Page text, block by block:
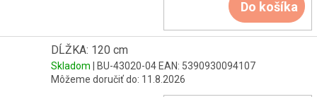
Do košíka
DĹŽKA: 120 cm
Skladom | BU-43020-04 EAN: 5390930094107
Môžeme doručiť do: 11.8.2026